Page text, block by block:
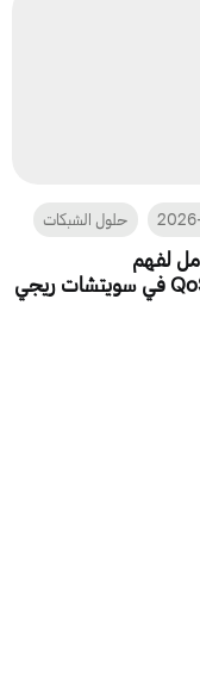
حلول الشبكات
لفهم